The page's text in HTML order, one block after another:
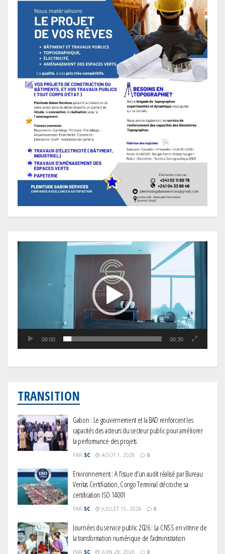
00:00 00:30
TRANSITION
Gabon : Le gouvernement et la BAD renforcent les
capacités des acteurs du secteur public pour améliorer
la performance des projets
PAR SC AOÛT 1, 2026 0
Environnement : A l’issue d’un audit réalisé par Bureau
Veritas Certification, Congo Terminal décroche sa
certification ISO 14001
PAR SC JUILLET 15, 2026 0
Journées du service public 2026 : La CNSS en vitrine de
la transformation numérique de l’administration
PAR SC JUIN 28, 2026 0